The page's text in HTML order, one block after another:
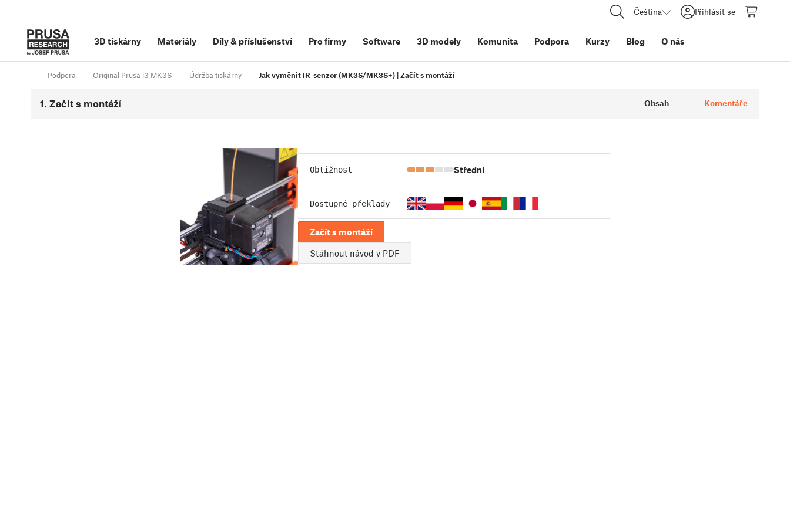
Čeština Přihlásit se
3D tiskárny Materiály Díly& příslušenství Pro firmy Software 3D modely Komunita Podpora Kurzy Blog O nás
Podpora Original Prusa i3 MK3S Údržba tiskárny Jak vyměnit IR-senzor (MK3S/MK3S+) | Začít s montáží
1. Začít s montáží Obsah Komentáře
Obtížnost Střední
Dostupné překlady
Začít s montáží
Stáhnout návod v PDF